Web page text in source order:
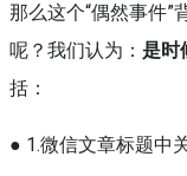
那么这个“偶然事件”
呢？我们认为： 是时
括：
● 1.微信文章标题中